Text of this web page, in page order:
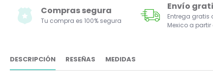
Compras segura
Tu compra es 100% segura
Envío
Entrega gratis
Mexico a partir
DESCRIPCIÓN RESEÑAS MEDIDAS